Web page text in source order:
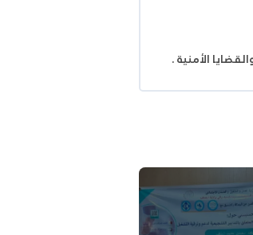
الأمنية .